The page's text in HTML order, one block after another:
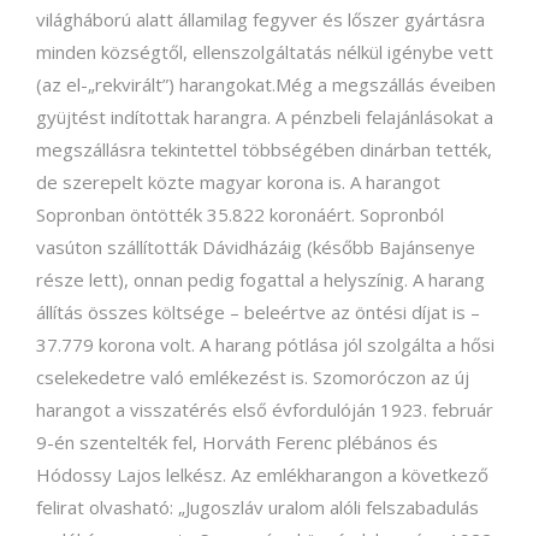
világháború alatt államilag fegyver és lőszer gyártásra
minden községtől, ellenszolgáltatás nélkül igénybe vett
(az el-„rekvirált”) harangokat.Még a megszállás éveiben
gyüjtést indítottak harangra. A pénzbeli felajánlásokat a
megszállásra tekintettel többségében dinárban tették,
de szerepelt közte magyar korona is. A harangot
Sopronban öntötték 35.822 koronáért. Sopronból
vasúton szállították Dávidházáig (később Bajánsenye
része lett), onnan pedig fogattal a helyszínig. A harang
állítás összes költsége – beleértve az öntési díjat is –
37.779 korona volt. A harang pótlása jól szolgálta a hősi
cselekedetre való emlékezést is. Szomoróczon az új
harangot a visszatérés első évfordulóján 1923. február
9-én szentelték fel, Horváth Ferenc plébános és
Hódossy Lajos lelkész. Az emlékharangon a következő
felirat olvasható: „Jugoszláv uralom alóli felszabadulás